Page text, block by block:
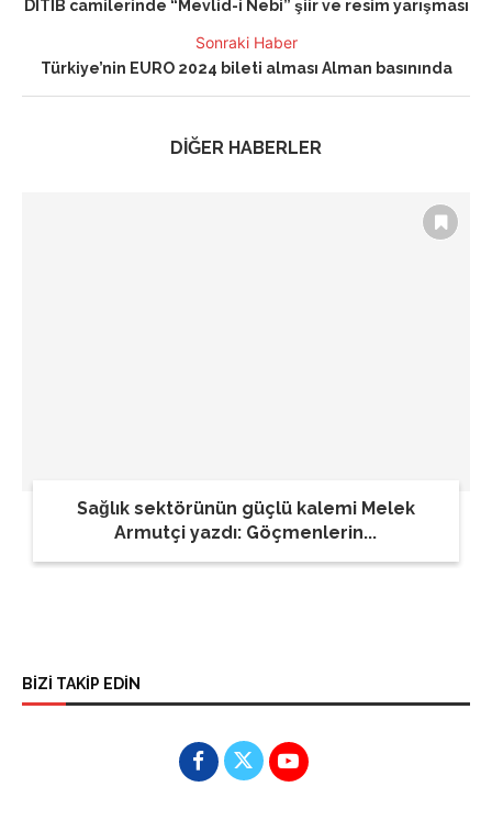
DİTİB camilerinde “Mevlid-i Nebi” şiir ve resim yarışması
Sonraki Haber
Türkiye’nin EURO 2024 bileti alması Alman basınında
DİĞER HABERLER
Sağlık sektörünün güçlü kalemi Melek
Armutçi yazdı: Göçmenlerin...
BİZİ TAKİP EDİN